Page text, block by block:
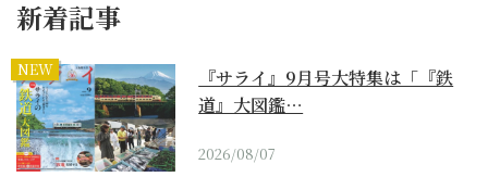
新着記事
NEW
『サライ』9月号大特集は「『鉄
道』大図鑑…
2026/08/07